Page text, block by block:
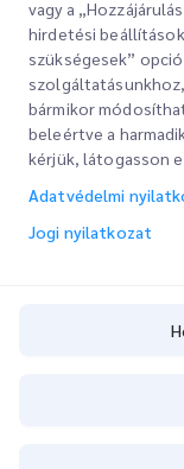
Gyorslinkek
Irodahelyek
Ajánlatkérés
Vállalati
Rólunk
Szolgáltatásaink
vagy a
hirdetési
szükségesek”
bármikor
beleértve a
kérjük, látogasson
Adatvédelmi
Jogi nyilatkozat